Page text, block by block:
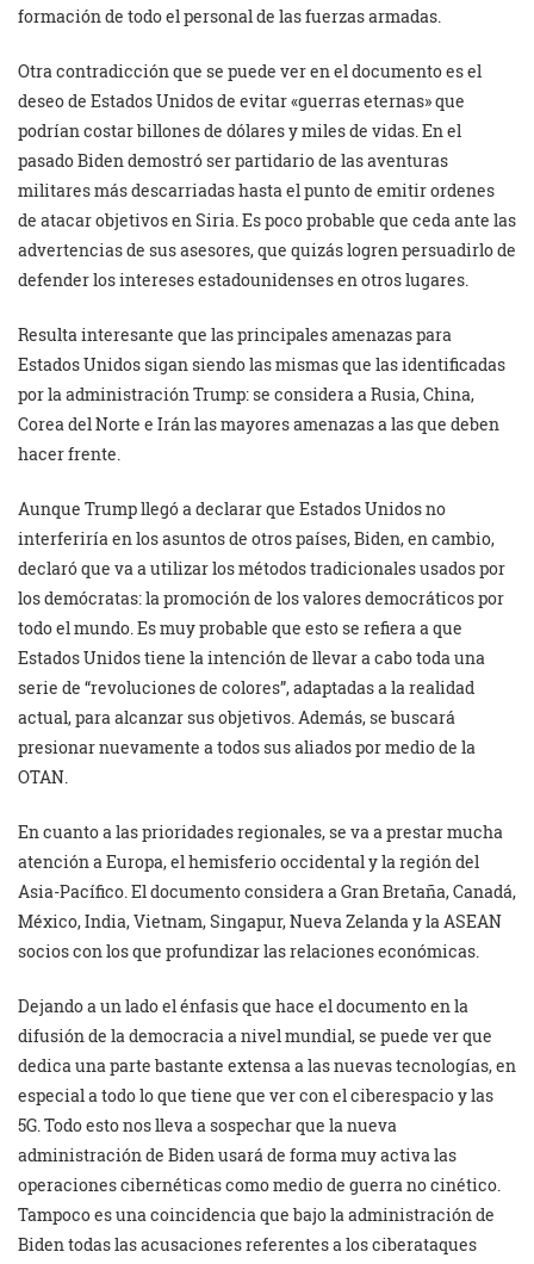
formación de todo el personal de las fuerzas armadas.
Otra contradicción que se puede ver en el documento es el
deseo de Estados Unidos de evitar «guerras eternas» que
podrían costar billones de dólares y miles de vidas. En el
pasado Biden demostró ser partidario de las aventuras
militares más descarriadas hasta el punto de emitir ordenes
de atacar objetivos en Siria. Es poco probable que ceda ante las
advertencias de sus asesores, que quizás logren persuadirlo de
defender los intereses estadounidenses en otros lugares.
Resulta interesante que las principales amenazas para
Estados Unidos sigan siendo las mismas que las identificadas
por la administración Trump: se considera a Rusia, China,
Corea del Norte e Irán las mayores amenazas a las que deben
hacer frente.
Aunque Trump llegó a declarar que Estados Unidos no
interferiría en los asuntos de otros países, Biden, en cambio,
declaró que va a utilizar los métodos tradicionales usados por
los demócratas: la promoción de los valores democráticos por
todo el mundo. Es muy probable que esto se refiera a que
Estados Unidos tiene la intención de llevar a cabo toda una
serie de “revoluciones de colores”, adaptadas a la realidad
actual, para alcanzar sus objetivos. Además, se buscará
presionar nuevamente a todos sus aliados por medio de la
OTAN.
En cuanto a las prioridades regionales, se va a prestar mucha
atención a Europa, el hemisferio occidental y la región del
Asia-Pacífico. El documento considera a Gran Bretaña, Canadá,
México, India, Vietnam, Singapur, Nueva Zelanda y la ASEAN
socios con los que profundizar las relaciones económicas.
Dejando a un lado el énfasis que hace el documento en la
difusión de la democracia a nivel mundial, se puede ver que
dedica una parte bastante extensa a las nuevas tecnologías, en
especial a todo lo que tiene que ver con el ciberespacio y las
5G. Todo esto nos lleva a sospechar que la nueva
administración de Biden usará de forma muy activa las
operaciones cibernéticas como medio de guerra no cinético.
Tampoco es una coincidencia que bajo la administración de
Biden todas las acusaciones referentes a los ciberataques